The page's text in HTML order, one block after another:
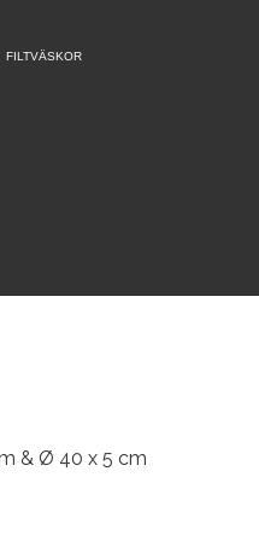
FILTVÄSKOR
& Ø 40 x 5 cm